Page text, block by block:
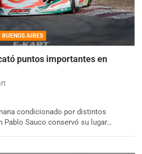
BUENOS AIRES
puntos importantes en
condicionado por distintos
Pablo Sauco conservó su lugar…
6